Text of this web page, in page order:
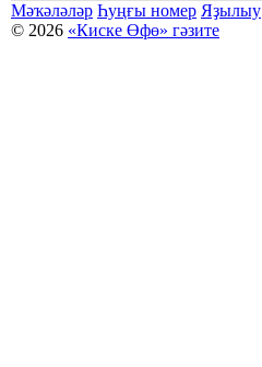
Мәҡәләләр Һуңғы номер Яҙылыу
© 2026 «Киске Өфө» гәзите